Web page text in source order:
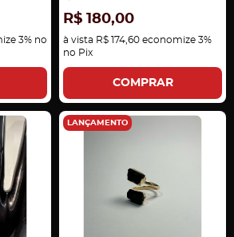
3% no
R$ 180,00
à vista R$ 174,60 economize 3%
no Pix
COMPRAR
LANÇAMENTO